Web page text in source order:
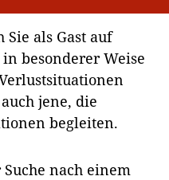
als Gast auf
besonderer Weise
jene, die
begleiten.
nach einem